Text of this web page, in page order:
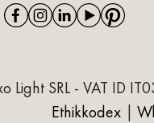
Light SRL - VAT ID
Ethikkodex |